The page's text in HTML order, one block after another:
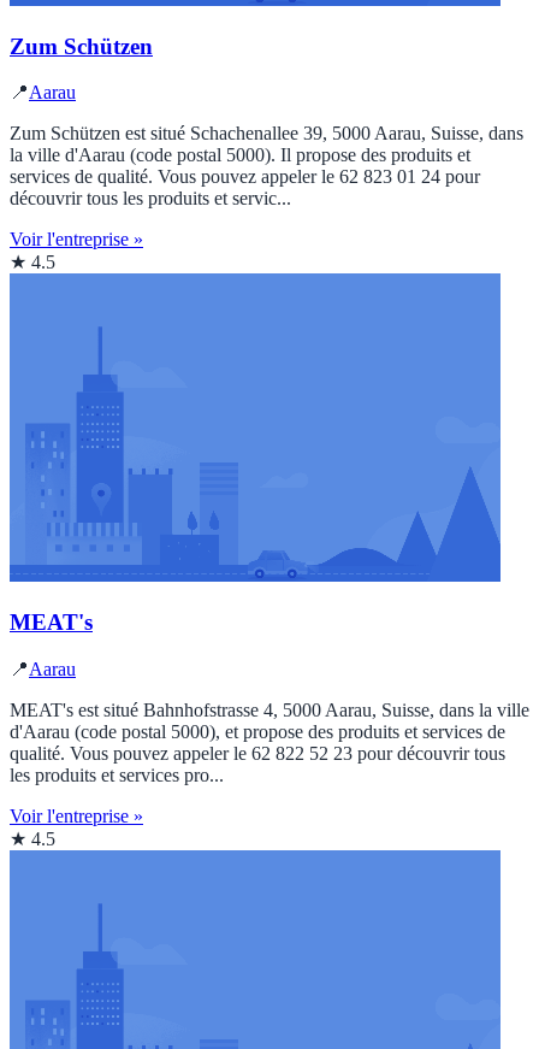
Zum Schützen
📍Aarau
Zum Schützen est situé Schachenallee 39, 5000 Aarau, Suisse, dans
la ville d'Aarau (code postal 5000). Il propose des produits et
services de qualité. Vous pouvez appeler le 62 823 01 24 pour
découvrir tous les produits et servic...
Voir l'entreprise »
★ 4.5
MEAT's
📍Aarau
MEAT's est situé Bahnhofstrasse 4, 5000 Aarau, Suisse, dans la ville
d'Aarau (code postal 5000), et propose des produits et services de
qualité. Vous pouvez appeler le 62 822 52 23 pour découvrir tous
les produits et services pro...
Voir l'entreprise »
★ 4.5